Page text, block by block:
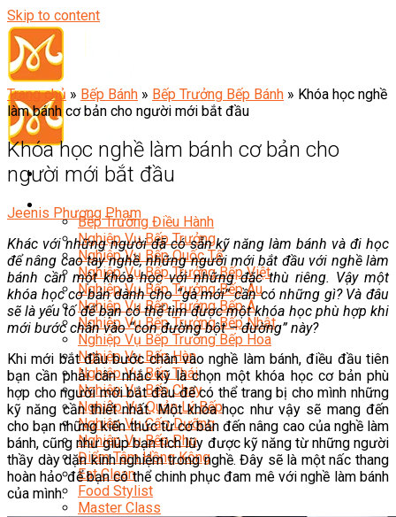
Skip to content
Đầu Bếp
Bếp Trưởng Điều Hành
Nghiệp Vụ Bếp Trưởng
Nghiệp Vụ Bếp Quốc Tế
Nghiệp Vụ Bếp Trưởng Bếp Việt
Nghiệp Vụ Bếp Trưởng Bếp Âu
Nghiệp Vụ Bếp Trưởng Bếp Á
Nghiệp Vụ Bếp Trưởng Bếp Nhật
Nghiệp Vụ Bếp Trưởng Bếp Hoa
Nghiệp Vụ Bếp Hàn
Nghiệp Vụ Bếp Thái
Nghiệp Vụ Bếp Chay
Nghiệp Vụ Quản Lý Bếp
Nghiệp Vụ Cấp Dưỡng
Nghiệp Vụ Bếp Phụ
Điểm Tâm Hồng Kông
Eat Clean
Food Stylist
Master Class
Trang chủ » Bếp Bánh » Bếp Trưởng Bếp Bánh » Khóa học nghề
làm bánh cơ bản cho người mới bắt đầu
Khóa học nghề làm bánh cơ bản cho
người mới bắt đầu
Jeenis Phương Phạm
Khác với những người đã có sẵn kỹ năng làm bánh và đi học
để nâng cao tay nghề, những người mới bắt đầu với nghề làm
bánh cần một khóa học với những đặc thù riêng. Vậy một
khóa học cơ bản dành cho “gà mới” cần có những gì? Và đâu
sẽ là yếu tố để bạn có thể tìm được một khóa học phù hợp khi
mới bước chân vào “con đường bột – đường” này?
Khi mới bắt đầu bước chân vào nghề làm bánh, điều đầu tiên
bạn cần phải cân nhắc kỹ là chọn một khóa học cơ bản phù
hợp cho người mới bắt đầu để có thể trang bị cho mình những
kỹ năng cần thiết nhất. Một khóa học như vậy sẽ mang đến
cho bạn những kiến thức từ cơ bản đến nâng cao của nghề làm
bánh, cũng như giúp bạn tích lũy được kỹ năng từ những người
thầy dày dặn kinh nghiệm trong nghề. Đây sẽ là một nấc thang
hoàn hảo để bạn có thể chinh phục đam mê với nghề làm bánh
của mình.